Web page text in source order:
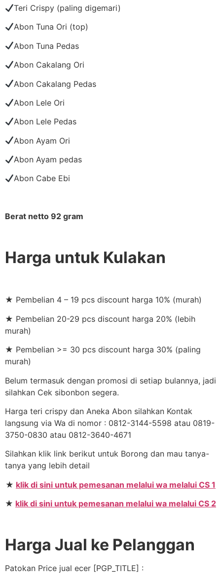
Teri Crispy (paling digemari)
Abon Tuna Ori (top)
Abon Tuna Pedas
Abon Cakalang Ori
Abon Cakalang Pedas
Abon Lele Ori
Abon Lele Pedas
Abon Ayam Ori
Abon Ayam pedas
Abon Cabe Ebi
Berat netto 92 gram
Harga untuk Kulakan
★ Pembelian 4 – 19 pcs discount harga 10% (murah)
★ Pembelian 20-29 pcs discount harga 20% (lebih
murah)
★ Pembelian >= 30 pcs discount harga 30% (paling
murah)
Belum termasuk dengan promosi di setiap bulannya, jadi
silahkan Cek sibonbon segera.
Harga teri crispy dan Aneka Abon silahkan Kontak
langsung via Wa di nomor : 0812-3144-5598 atau 0819-
3750-0830 atau 0812-3640-4671
Silahkan klik link berikut untuk Borong dan mau tanya-
tanya yang lebih detail
★ klik di sini untuk pemesanan melalui wa melalui CS 1
★ klik di sini untuk pemesanan melalui wa melalui CS 2
Harga Jual ke Pelanggan
Patokan Price jual ecer [PGP_TITLE] :